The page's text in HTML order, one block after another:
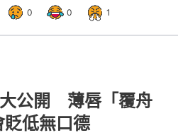
0 0 1
公開 薄唇「覆舟
低無口德